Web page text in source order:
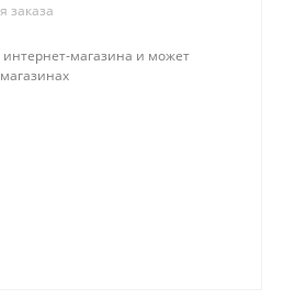
заказа
магазина и может